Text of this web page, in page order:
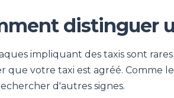
distinguer
impliquant des taxis sont
que votre taxi est agréé. Comme
d'autres signes.